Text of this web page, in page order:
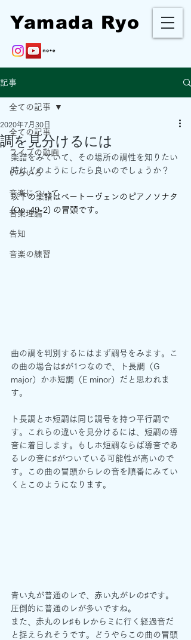
Yamada Ryo
記事
全ての記事
ライブの動画
いろいろ
音楽について
音楽理論
告知
音楽の練習
全ての記事
調を見分けるには
2020年7月30日
楽譜をみていて、その場所の調性を知りたい
時はどのようにしたら良いのでしょうか？
以下の楽譜はベートーヴェンのピアノソナタ
(Op. 49-2) の冒頭です。
曲の調を判別するにはまず調号をみます。こ
の曲の場合は♯が1つなので、ト長調（G
major）かホ短調（E minor）だと思われま
す。
ト長調とホ短調は同じ調号を持つ平行調で
す。これらの違いを見分けるには、短調の導
音に着目します。もしホ短調ならば導音であ
るレの音に♯がついている可能性が高いので
す。この曲の冒頭からレの音を順番にみてい
くとこのようになります。
青い丸が普通のレで、赤い丸がレの♯です。
圧倒的に普通のレが多いですね。
また、赤丸のレ♯もレからミに行く経過音だ
と捉えられそうです。どうやらこの曲の冒頭